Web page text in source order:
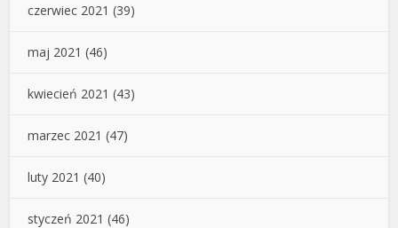
czerwiec 2021 (39)
maj 2021 (46)
kwiecień 2021 (43)
marzec 2021 (47)
luty 2021 (40)
styczeń 2021 (46)